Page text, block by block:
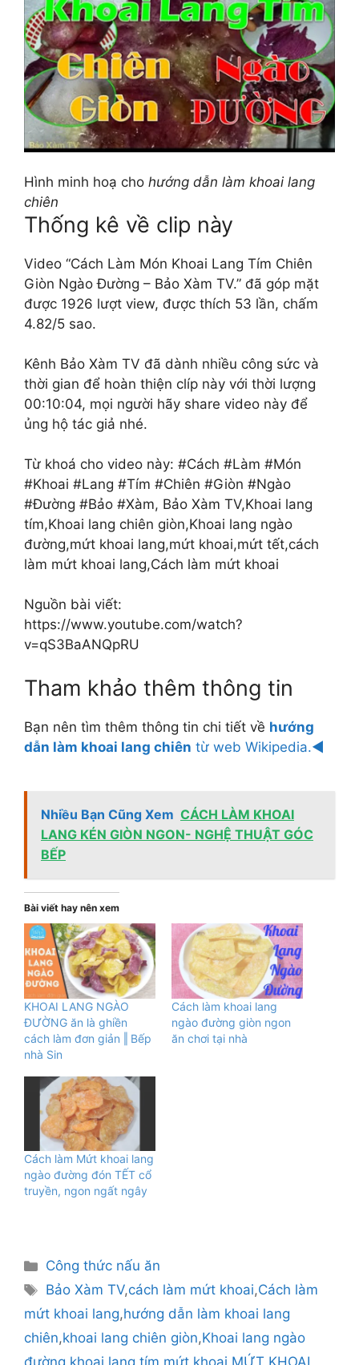
Hình minh hoạ cho hướng dẫn làm khoai lang
chiên
Thống kê về clip này
Video “Cách Làm Món Khoai Lang Tím Chiên
Giòn Ngào Đường – Bảo Xàm TV.” đã góp mặt
được 1926 lượt view, được thích 53 lần, chấm
4.82/5 sao.
Kênh Bảo Xàm TV đã dành nhiều công sức và
thời gian để hoàn thiện clíp này với thời lượng
00:10:04, mọi người hãy share video này để
ủng hộ tác giả nhé.
Từ khoá cho video này: #Cách #Làm #Món
#Khoai #Lang #Tím #Chiên #Giòn #Ngào
#Đường #Bảo #Xàm, Bảo Xàm TV,Khoai lang
tím,Khoai lang chiên giòn,Khoai lang ngào
đường,mứt khoai lang,mứt khoai,mứt tết,cách
làm mứt khoai lang,Cách làm mứt khoai
Nguồn bài viết:
https://www.youtube.com/watch?
v=qS3BaANQpRU
Tham khảo thêm thông tin
Bạn nên tìm thêm thông tin chi tiết về hướng
dẫn làm khoai lang chiên từ web Wikipedia.◄
Nhiều Bạn Cũng Xem CÁCH LÀM KHOAI
LANG KÉN GIÒN NGON- NGHỆ THUẬT GÓC
BẾP
Bài viết hay nên xem
KHOAI LANG NGÀO
ĐƯỜNG ăn là ghiền
cách làm đơn giản ‖ Bếp
nhà Sin
Cách làm khoai lang
ngào đường giòn ngon
ăn chơi tại nhà
Cách làm Mứt khoai lang
ngào đường đón TẾT cổ
truyền, ngon ngất ngây
Danh
mục
Công thức nấu ăn
Thẻ
Bảo Xàm TV,cách làm mứt khoai,Cách làm
mứt khoai lang,hướng dẫn làm khoai lang
chiên,khoai lang chiên giòn,Khoai lang ngào